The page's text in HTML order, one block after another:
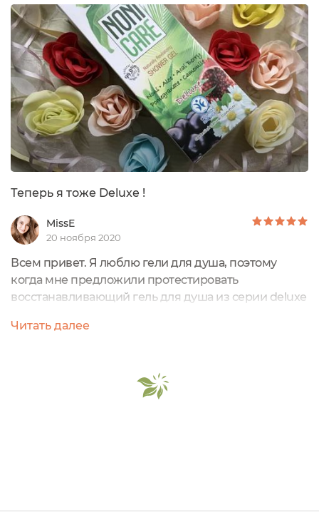
тестирование, просто шикарнейшее оформление.
И гель для душа из серии Delux не стал
исключением.В качестве внешней упаковки
выступает очень красивая...
Теперь я тоже Deluxe !
MissE
20 ноября 2020
Всем привет. Я люблю гели для душа, поэтому
когда мне предложили протестировать
восстанавливающий гель для душа из серии deluxe
абсолютно, я согласилась. Упаковка у продукции
душа упакован в тубу с красной крышкой, далее
все упаковано в картонную коробку с...
Читать далее